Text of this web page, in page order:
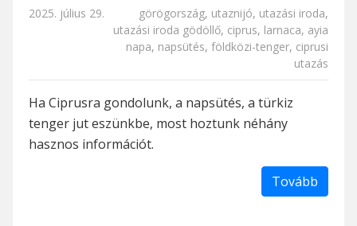
2025. július 29. görögország, utaznijó, utazási iroda,
utazási iroda gödöllő, ciprus, larnaca, ayia
napa, napsütés, földközi-tenger, ciprusi
utazás
Ha Ciprusra gondolunk, a napsütés, a türkiz
tenger jut eszünkbe, most hoztunk néhány
hasznos információt.
Tovább